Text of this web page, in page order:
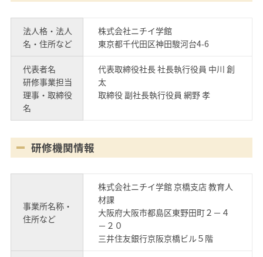
法人格・法人
名・住所など
株式会社ニチイ学館
東京都千代田区神田駿河台4-6
代表者名
研修事業担当
理事・取締役
名
代表取締役社長 社長執行役員 中川 創
太
取締役 副社長執行役員 網野 孝
研修機関情報
事業所名称・
住所など
株式会社ニチイ学館 京橋支店 教育人
材課
大阪府大阪市都島区東野田町２－４
－２０
三井住友銀行京阪京橋ビル５階